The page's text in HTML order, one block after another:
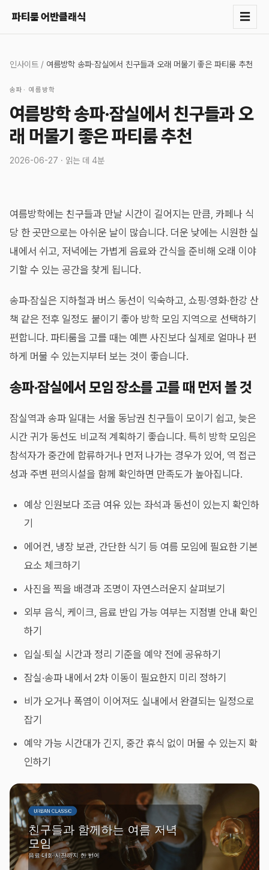
파티룸 어반클래식 ☰
인사이트 / 여름방학 송파·잠실에서 친구들과 오래 머물기 좋은 파티룸 추천
송파 · 여름방학
여름방학 송파·잠실에서 친구들과 오
래 머물기 좋은 파티룸 추천
2026-06-27 · 읽는 데 4분
여름방학에는 친구들과 만날 시간이 길어지는 만큼, 카페나 식
당 한 곳만으로는 아쉬운 날이 많습니다. 더운 낮에는 시원한 실
내에서 쉬고, 저녁에는 가볍게 음료와 간식을 준비해 오래 이야
기할 수 있는 공간을 찾게 됩니다.
송파·잠실은 지하철과 버스 동선이 익숙하고, 쇼핑·영화·한강 산
책 같은 전후 일정도 붙이기 좋아 방학 모임 지역으로 선택하기
편합니다. 파티룸을 고를 때는 예쁜 사진보다 실제로 얼마나 편
하게 머물 수 있는지부터 보는 것이 좋습니다.
송파·잠실에서 모임 장소를 고를 때 먼저 볼 것
잠실역과 송파 일대는 서울 동남권 친구들이 모이기 쉽고, 늦은
시간 귀가 동선도 비교적 계획하기 좋습니다. 특히 방학 모임은
참석자가 중간에 합류하거나 먼저 나가는 경우가 있어, 역 접근
성과 주변 편의시설을 함께 확인하면 만족도가 높아집니다.
예상 인원보다 조금 여유 있는 좌석과 동선이 있는지 확인하
기
에어컨, 냉장 보관, 간단한 식기 등 여름 모임에 필요한 기본
요소 체크하기
사진을 찍을 배경과 조명이 자연스러운지 살펴보기
외부 음식, 케이크, 음료 반입 가능 여부는 지점별 안내 확인
하기
입실·퇴실 시간과 정리 기준을 예약 전에 공유하기
잠실·송파 내에서 2차 이동이 필요한지 미리 정하기
비가 오거나 폭염이 이어져도 실내에서 완결되는 일정으로
잡기
예약 가능 시간대가 긴지, 중간 휴식 없이 머물 수 있는지 확
인하기